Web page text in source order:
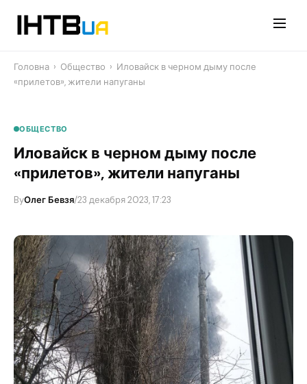
Головна › Общество › ​Иловайск в черном дыму после
«прилетов», жители напуганы
ОБЩЕСТВО
​Иловайск в черном дыму после
«прилетов», жители напуганы
ByОлег Бевзя/23 декабря 2023, 17:23